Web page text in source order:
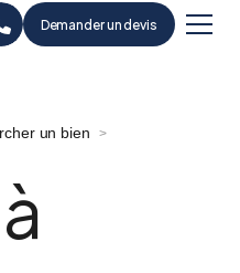
Demander un devis
un bien >